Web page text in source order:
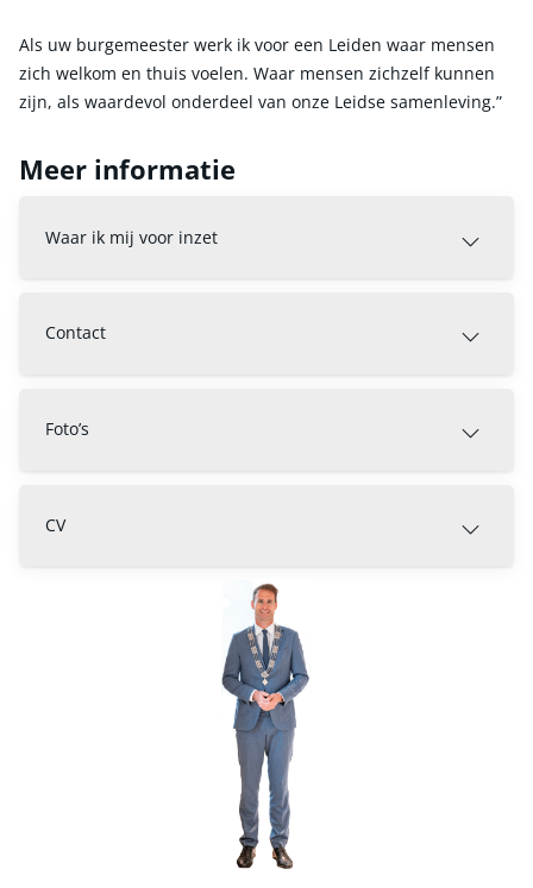
Als uw burgemeester werk ik voor een Leiden waar mensen
zich welkom en thuis voelen. Waar mensen zichzelf kunnen
zijn, als waardevol onderdeel van onze Leidse samenleving.”
Meer informatie
Waar ik mij voor inzet
Contact
Foto’s
CV